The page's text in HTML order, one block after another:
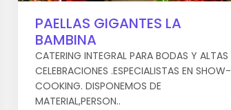
PAELLAS GIGANTES LA
BAMBINA
CATERING INTEGRAL PARA BODAS Y ALTAS
CELEBRACIONES .ESPECIALISTAS EN SHOW-
COOKING. DISPONEMOS DE
MATERIAL,PERSON..